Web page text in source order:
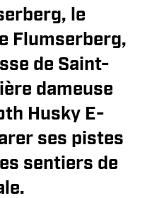
le
Flumserberg,
de Saint-
dameuse
Husky E-
ses pistes
sentiers de